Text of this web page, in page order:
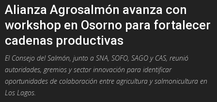
Alianza Agrosalmón avanza con
workshop en Osorno para fortalecer
cadenas productivas
El Consejo del Salmón, junto a SNA, SOFO, SAGO y CAS, reunió
autoridades, gremios y sector innovación para identificar
oportunidades de colaboración entre agricultura y salmonicultura en
Los Lagos.